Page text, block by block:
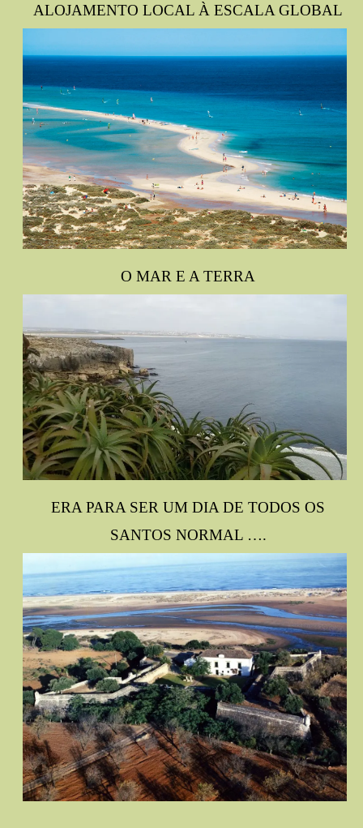
ALOJAMENTO LOCAL À ESCALA GLOBAL
O MAR E A TERRA
ERA PARA SER UM DIA DE TODOS OS
SANTOS NORMAL ….